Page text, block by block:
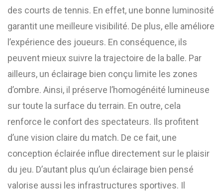
des courts de tennis. En effet, une bonne luminosité
garantit une meilleure visibilité. De plus, elle améliore
l’expérience des joueurs. En conséquence, ils
peuvent mieux suivre la trajectoire de la balle. Par
ailleurs, un éclairage bien conçu limite les zones
d’ombre. Ainsi, il préserve l’homogénéité lumineuse
sur toute la surface du terrain. En outre, cela
renforce le confort des spectateurs. Ils profitent
d’une vision claire du match. De ce fait, une
conception éclairée influe directement sur le plaisir
du jeu. D’autant plus qu’un éclairage bien pensé
valorise aussi les infrastructures sportives. Il